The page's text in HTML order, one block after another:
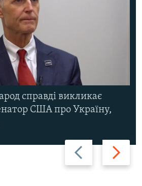
Назад Вперед
справді викликає
США про Україну,